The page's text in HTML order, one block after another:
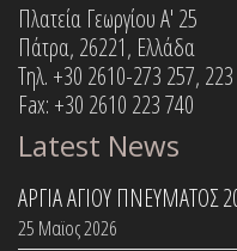
Πλατεία Γεωργίου Α' 25
Πάτρα, 26221, Ελλάδα
Τηλ. +30 2610-273 257,
Fax: +30 2610 223 740
Latest News
ΑΡΓΙΑ ΑΓΙΟΥ ΠΝΕΥΜΑΤΟΣ
25 Μαϊος 2026